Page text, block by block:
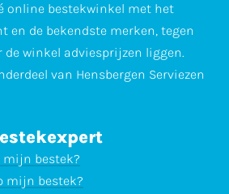
online bestekwinkel met het
en de bekendste merken, tegen
de winkel adviesprijzen liggen.
van Hensbergen Serviezen
mijn bestek?
mijn bestek?